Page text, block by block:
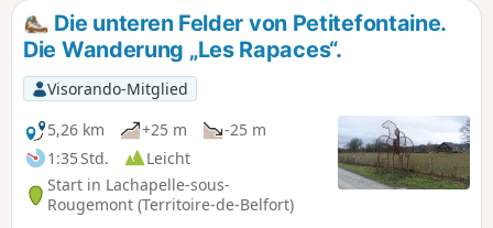
Die unteren Felder von Petitefontaine.
Die Wanderung „Les Rapaces“.
Visorando-Mitglied
5,26 km
+25 m
-25 m
1:35 Std.
Leicht
Start in Lachapelle-sous-
Rougemont (Territoire-de-Belfort)